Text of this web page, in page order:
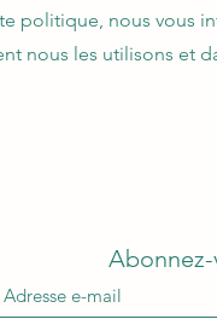
politique, nous vous
nous les utilisons et